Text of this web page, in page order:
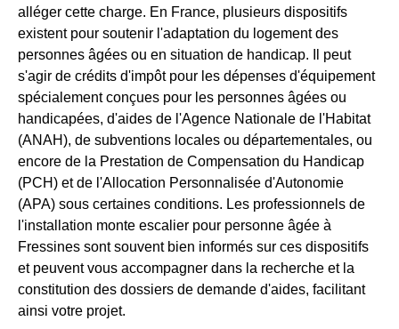
alléger cette charge. En France, plusieurs dispositifs
existent pour soutenir l'adaptation du logement des
personnes âgées ou en situation de handicap. Il peut
s'agir de crédits d'impôt pour les dépenses d'équipement
spécialement conçues pour les personnes âgées ou
handicapées, d'aides de l'Agence Nationale de l'Habitat
(ANAH), de subventions locales ou départementales, ou
encore de la Prestation de Compensation du Handicap
(PCH) et de l'Allocation Personnalisée d'Autonomie
(APA) sous certaines conditions. Les professionnels de
l'installation monte escalier pour personne âgée à
Fressines sont souvent bien informés sur ces dispositifs
et peuvent vous accompagner dans la recherche et la
constitution des dossiers de demande d'aides, facilitant
ainsi votre projet.